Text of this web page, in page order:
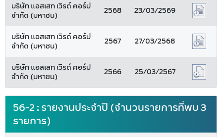
บริษัท แอสเสท เวิรด์ คอร์ป
จำกัด (มหาชน)
2568 23/03/2569
บริษัท แอสเสท เวิรด์ คอร์ป
จำกัด (มหาชน)
2567 27/03/2568
บริษัท แอสเสท เวิรด์ คอร์ป
จำกัด (มหาชน)
2566 25/03/2567
56-2 : รายงานประจำปี (จำนวนรายการที่พบ 3
รายการ)